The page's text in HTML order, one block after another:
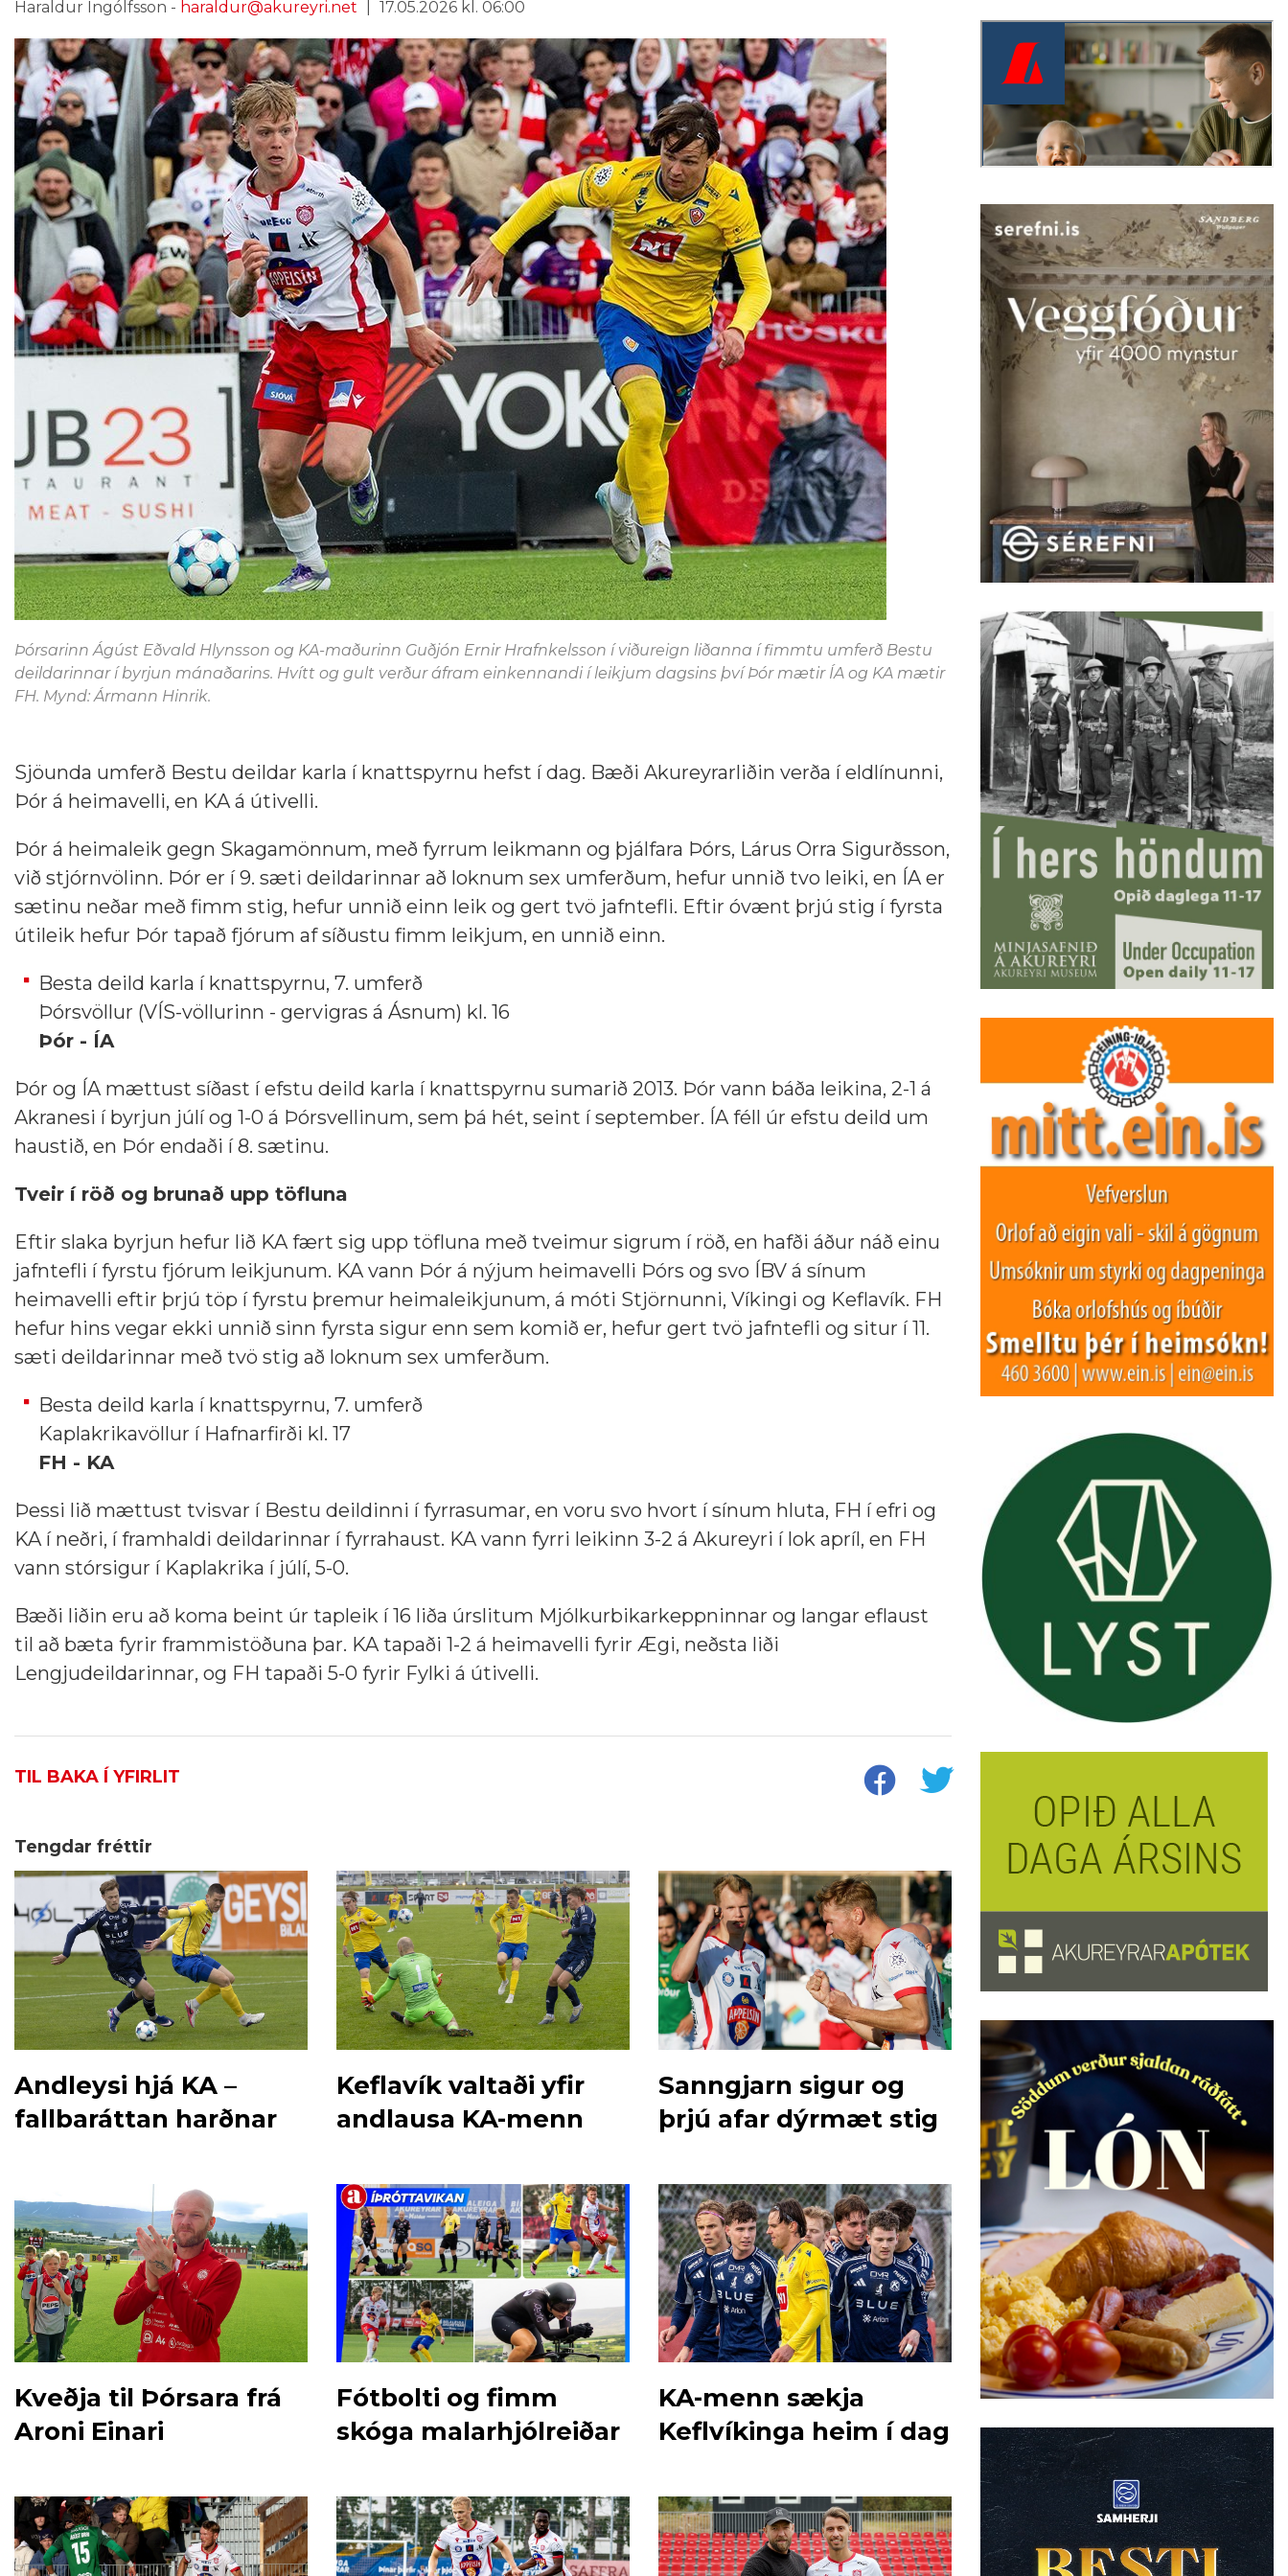
Haraldur Ingólfsson - haraldur@akureyri.net 17.05.2026 kl. 06:00
Þórsarinn Ágúst Eðvald Hlynsson og KA-maðurinn Guðjón Ernir Hrafnkelsson í viðureign liðanna í fimmtu umferð Bestu
deildarinnar í byrjun mánaðarins. Hvítt og gult verður áfram einkennandi í leikjum dagsins því Þór mætir ÍA og KA mætir
FH. Mynd: Ármann Hinrik.
Sjöunda umferð Bestu deildar karla í knattspyrnu hefst í dag. Bæði Akureyrarliðin verða í eldlínunni,
Þór á heimavelli, en KA á útivelli.
Þór á heimaleik gegn Skagamönnum, með fyrrum leikmann og þjálfara Þórs, Lárus Orra Sigurðsson,
við stjórnvölinn. Þór er í 9. sæti deildarinnar að loknum sex umferðum, hefur unnið tvo leiki, en ÍA er
sætinu neðar með fimm stig, hefur unnið einn leik og gert tvö jafntefli. Eftir óvænt þrjú stig í fyrsta
útileik hefur Þór tapað fjórum af síðustu fimm leikjum, en unnið einn.
Besta deild karla í knattspyrnu, 7. umferð
Þórsvöllur (VÍS-völlurinn - gervigras á Ásnum) kl. 16
Þór - ÍA
Þór og ÍA mættust síðast í efstu deild karla í knattspyrnu sumarið 2013. Þór vann báða leikina, 2-1 á
Akranesi í byrjun júlí og 1-0 á Þórsvellinum, sem þá hét, seint í september. ÍA féll úr efstu deild um
haustið, en Þór endaði í 8. sætinu.
Tveir í röð og brunað upp töfluna
Eftir slaka byrjun hefur lið KA fært sig upp töfluna með tveimur sigrum í röð, en hafði áður náð einu
jafntefli í fyrstu fjórum leikjunum. KA vann Þór á nýjum heimavelli Þórs og svo ÍBV á sínum
heimavelli eftir þrjú töp í fyrstu þremur heimaleikjunum, á móti Stjörnunni, Víkingi og Keflavík. FH
hefur hins vegar ekki unnið sinn fyrsta sigur enn sem komið er, hefur gert tvö jafntefli og situr í 11.
sæti deildarinnar með tvö stig að loknum sex umferðum.
Besta deild karla í knattspyrnu, 7. umferð
Kaplakrikavöllur í Hafnarfirði kl. 17
FH - KA
Þessi lið mættust tvisvar í Bestu deildinni í fyrrasumar, en voru svo hvort í sínum hluta, FH í efri og
KA í neðri, í framhaldi deildarinnar í fyrrahaust. KA vann fyrri leikinn 3-2 á Akureyri í lok apríl, en FH
vann stórsigur í Kaplakrika í júlí, 5-0.
Bæði liðin eru að koma beint úr tapleik í 16 liða úrslitum Mjólkurbikarkeppninnar og langar eflaust
til að bæta fyrir frammistöðuna þar. KA tapaði 1-2 á heimavelli fyrir Ægi, neðsta liði
Lengjudeildarinnar, og FH tapaði 5-0 fyrir Fylki á útivelli.
TIL BAKA Í YFIRLIT
Tengdar fréttir
Andleysi hjá KA –
fallbaráttan harðnar
Keflavík valtaði yfir
andlausa KA-menn
Sanngjarn sigur og
þrjú afar dýrmæt stig
Kveðja til Þórsara frá
Aroni Einari
Fótbolti og fimm
skóga malarhjólreiðar
KA-menn sækja
Keflvíkinga heim í dag